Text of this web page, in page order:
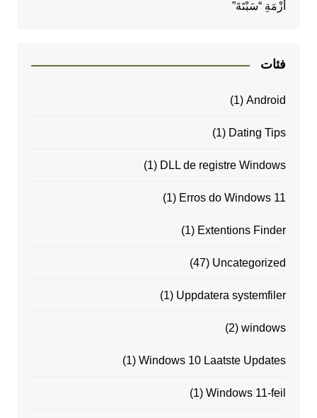
أَزْمَةِ “سَبْتَةَ”
فئات
Android
(1)
Dating Tips
(1)
DLL de registre Windows
(1)
Erros do Windows 11
(1)
Extentions Finder
(1)
Uncategorized
(47)
Uppdatera systemfiler
(1)
windows
(2)
Windows 10 Laatste Updates
(1)
Windows 11-feil
(1)